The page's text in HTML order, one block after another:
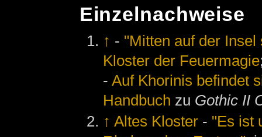
Einzelnachweise
↑ - "Mitten auf der
Kloster der Feuermagie
-Auf Khorinis befindet
Handbuch zu Gothic II
↑ Altes Kloster - "Es ist